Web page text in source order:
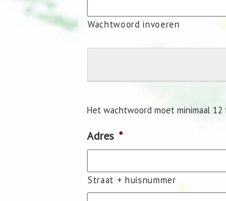
Wachtwoord invoeren
Het wachtwoord moet minimaal
Adres *
Straat + huisnummer